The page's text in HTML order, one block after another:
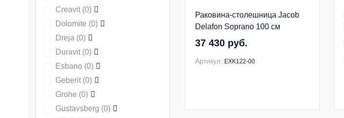
Creavit (0)
Dolomite (0)
Dreja (0)
Duravit (0)
Esbano (0)
Geberit (0)
Grohe (0)
Gustavsberg (0)
Раковина-столешница Jacob
Delafon Soprano 100 см
EXK122-00
37 430 руб.
Артикул: EXK122-00